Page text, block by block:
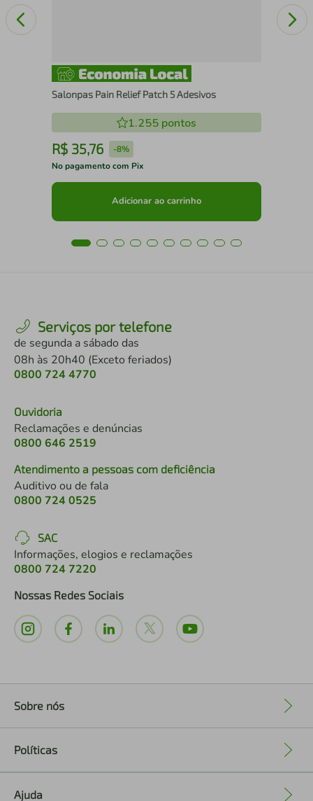
Salonpas Pain Relief Patch 5 Adesivos
1.255 pontos
R$ 35,76 -8%
No pagamento com Pix
Adicionar ao carrinho
Serviços por telefone
de segunda a sábado das
08h às 20h40 (Exceto feriados)
0800 724 4770
Ouvidoria
Reclamações e denúncias
0800 646 2519
Atendimento a pessoas com deficiência
Auditivo ou de fala
0800 724 0525
SAC
Informações, elogios e reclamações
0800 724 7220
Nossas Redes Sociais
Sobre nós
Políticas
Ajuda